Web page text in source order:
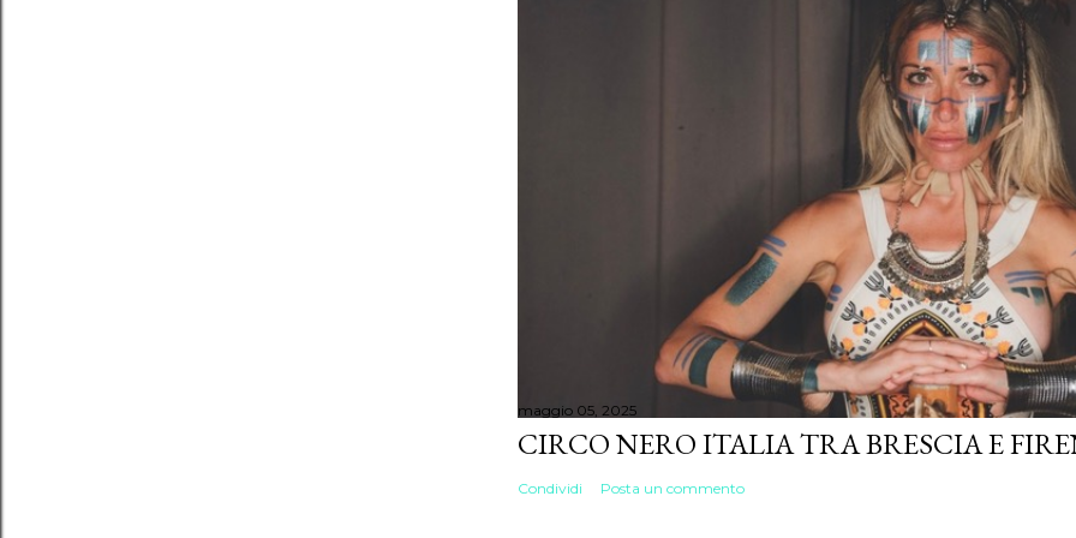
maggio 05, 2025
CIRCO NERO ITALIA TRA BRESCIA E
Condividi Posta un commento